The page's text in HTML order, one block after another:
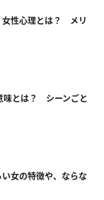
女性心理とは？ メリ
味とは？ シーンごと
女の特徴や、ならな